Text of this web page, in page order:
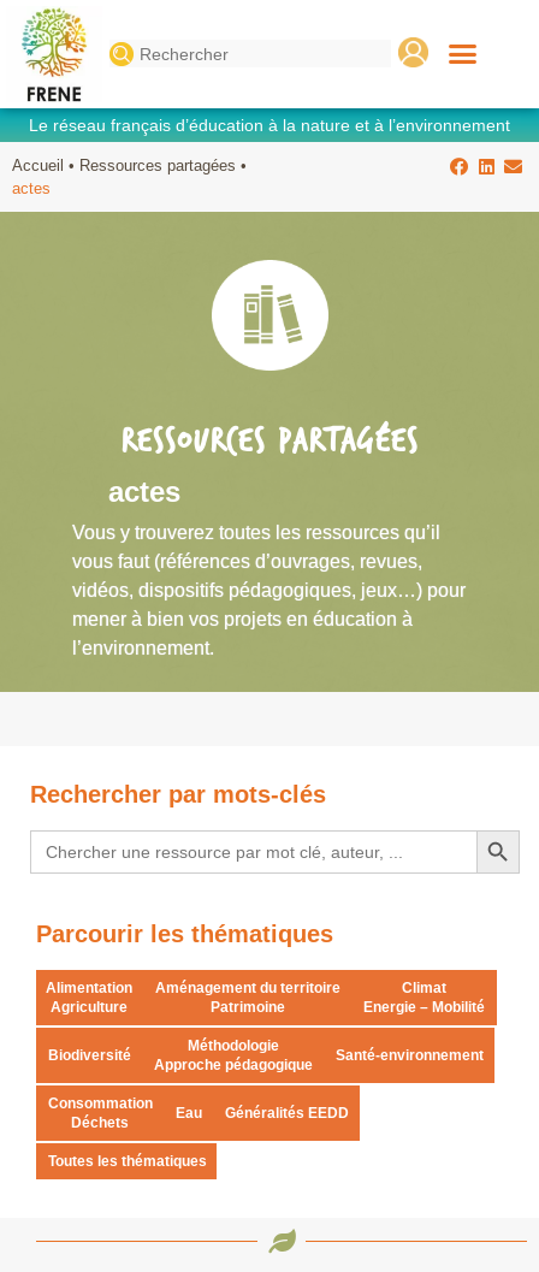
Search
for:
Le réseau français d’éducation à la nature et à l’environnement
Accueil • Ressources partagées •
actes
RESSOURCES PARTAGÉES
actes
Vous y trouverez toutes les ressources qu’il
vous faut (références d’ouvrages, revues,
vidéos, dispositifs pédagogiques, jeux…) pour
mener à bien vos projets en éducation à
l’environnement.
Rechercher par mots-clés
Search
for:
Search Button
Parcourir les thématiques
Alimentation
Agriculture
Aménagement du territoire
Patrimoine
Climat
Energie – Mobilité
Biodiversité
Méthodologie
Approche pédagogique
Santé-environnement
Consommation
Déchets
Eau Généralités EEDD
Toutes les thématiques